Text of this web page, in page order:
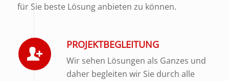
für Sie beste Lösung anbieten zu können.
PROJEKTBEGLEITUNG
Wir sehen Lösungen als Ganzes und
daher begleiten wir Sie durch alle